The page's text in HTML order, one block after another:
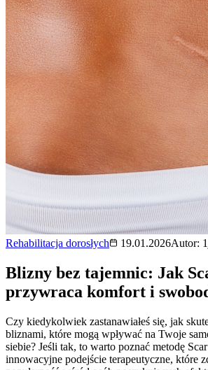
Rehabilitacja dorosłych 19.01.2026Autor:
Blizny bez tajemnic: Jak
przywraca komfort i
Czy kiedykolwiek zastanawiałeś się, jak
bliznami, które mogą wpływać na Twoje
siebie? Jeśli tak, to warto poznać metodę
innowacyjne podejście terapeutyczne, które